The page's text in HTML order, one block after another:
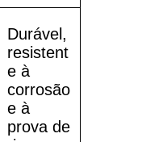
Durável,
resistent
e à
corrosão
e à
prova de